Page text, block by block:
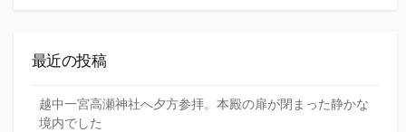
最近の投稿
越中一宮高瀬神社へ夕方参拝。本殿の扉が閉まった静かな
境内でした